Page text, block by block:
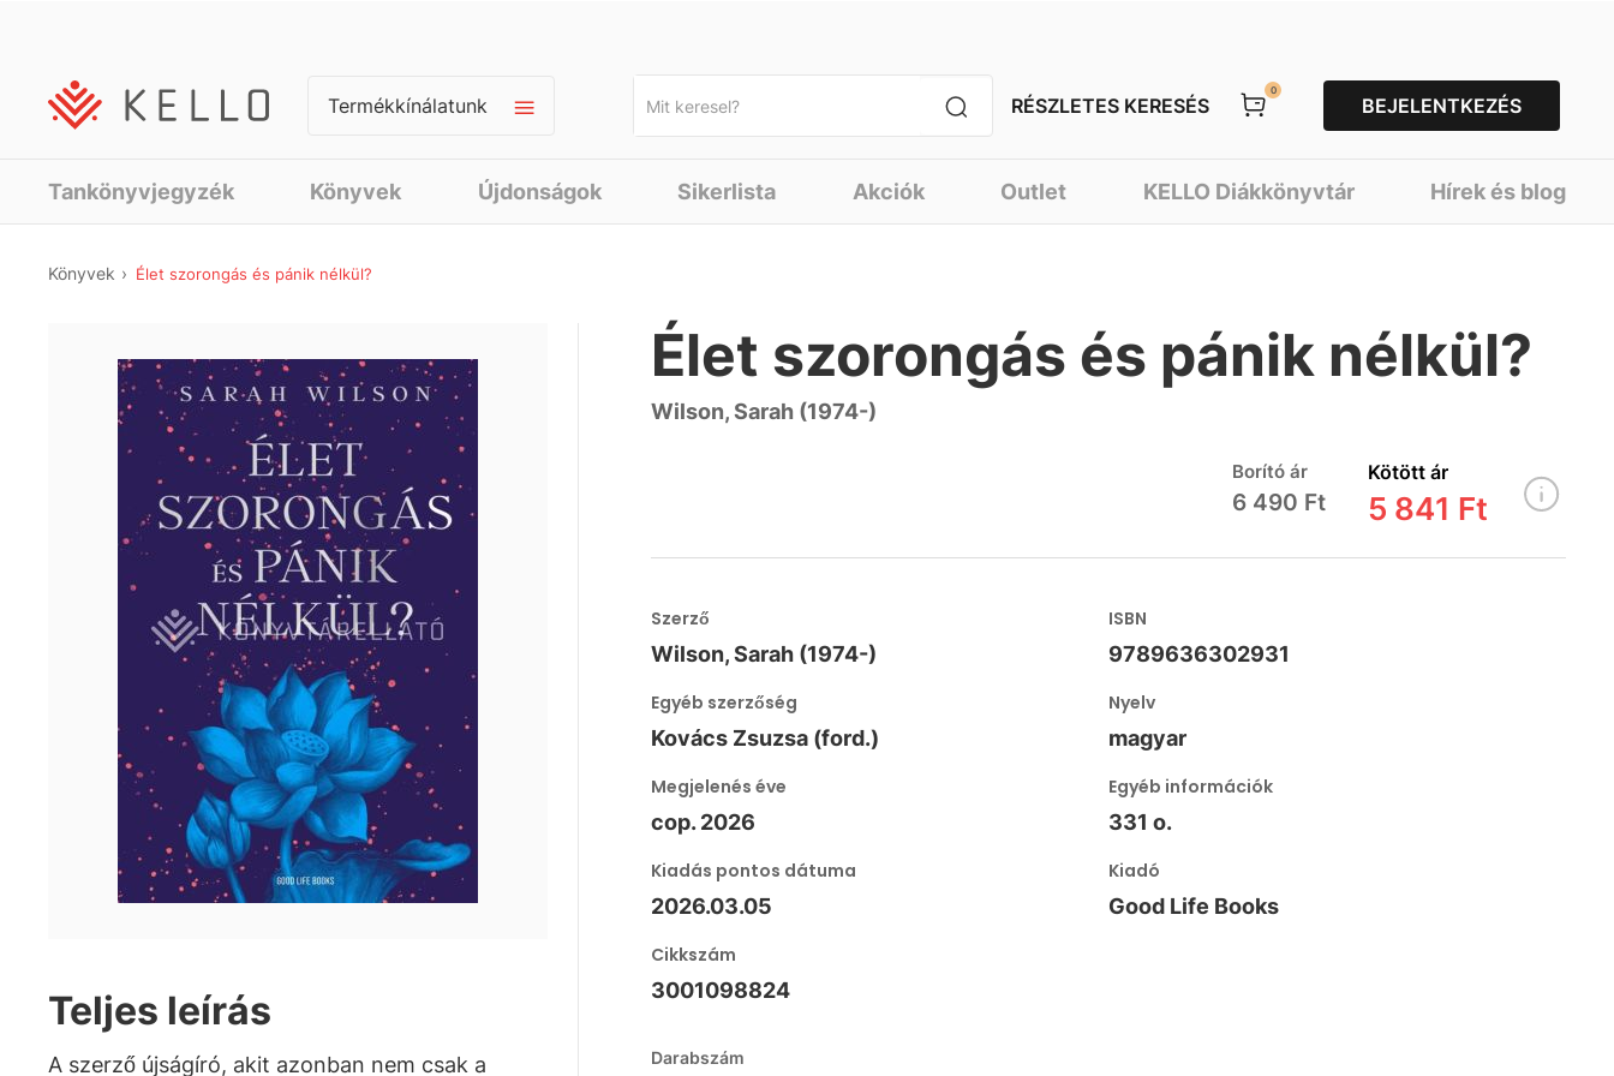
Termékkínálatunk RÉSZLETES KERESÉS
0
BEJELENTKEZÉS
Tankönyvjegyzék Könyvek Újdonságok Sikerlista Akciók Outlet KELLO Diákkönyvtár Hírek és blog
Könyvek Élet szorongás és pánik nélkül?
Teljes leírás
A szerző újságíró, akit azonban nem csak a
Élet szorongás és pánik nélkül?
Wilson, Sarah (1974-)
Borító ár
6 490 Ft
Kötött ár
5 841 Ft
Szerző
Wilson, Sarah (1974-)
ISBN
9789636302931
Egyéb szerzőség
Kovács Zsuzsa (ford.)
Nyelv
magyar
Megjelenés éve
cop. 2026
Egyéb információk
331 o.
Kiadás pontos dátuma
2026.03.05
Kiadó
Good Life Books
Cikkszám
3001098824
Darabszám